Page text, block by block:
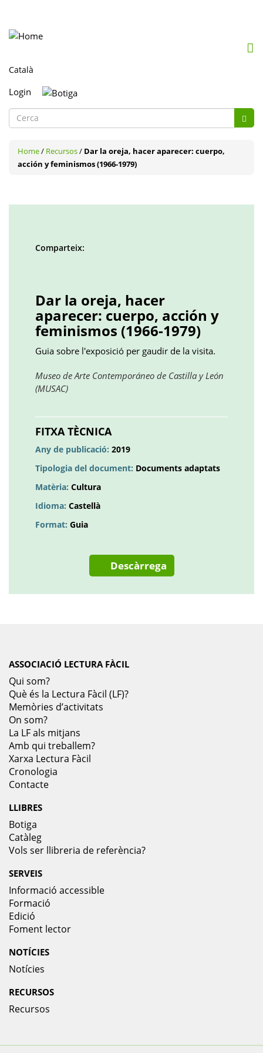
Login
Formulari
cerca
Home/ Recursos/ Dar la oreja, hacer aparecer: cuerpo,
acción y feminismos (1966-1979)
Comparteix:
Dar la oreja, hacer
aparecer: cuerpo, acción y
feminismos (1966-1979)
Guia sobre l'exposició per gaudir de la visita.
Museo de Arte Contemporáneo de Castilla y León
(MUSAC)
una
pestanya
nova
FITXA TÈCNICA
Any de publicació: 2019
Tipologia del document: Documents adaptats
Matèria: Cultura
Idioma: Castellà
Format: Guia
Descàrrega
ASSOCIACIÓ LECTURA FÀCIL
Qui som?
Què és la Lectura Fàcil (LF)?
Memòries d’activitats
On som?
La LF als mitjans
Amb qui treballem?
Xarxa Lectura Fàcil
Cronologia
Contacte
LLIBRES
Botiga
Catàleg
Vols ser llibreria de referència?
SERVEIS
Informació accessible
Formació
Edició
Foment lector
NOTÍCIES
Notícies
RECURSOS
Recursos